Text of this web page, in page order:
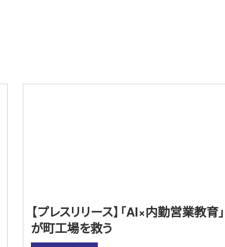
【プレスリリース】「AI×内勤営業教育」
が町工場を救う